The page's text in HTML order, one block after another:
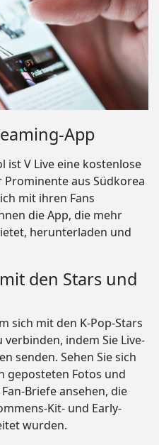
App
ist V Live eine kostenlose
Prominente aus Südkorea
mit ihren Fans
die App, die mehr
herunterladen und
den Stars und
sich mit den K-Pop-Stars
indem Sie Live-
senden. Sehen Sie sich
geposteten Fotos und
Briefe ansehen, die
Kit- und Early-
wurden.